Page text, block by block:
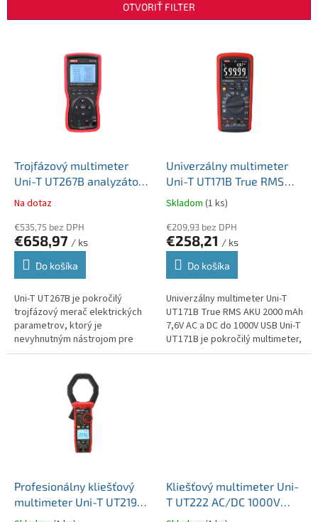
i
OTVORIŤ FILTER
Trojfázový multimeter
Uni-T UT267B analyzátor
3f sústavy MIE0492
Na dotaz
€535,75 bez DPH
€658,97 / ks
Do košíka
Uni-T UT267B je pokročilý
trojfázový merač elektrických
parametrov, ktorý je
nevyhnutným nástrojom pre
profesionálov v oblasti
integrované meracie...
Univerzálny multimeter
Uni-T UT171B True RMS
AKU 2000 mAh 7,6V AC a
DC do 1000V USB MIE0191
Skladom (1 ks)
€209,93 bez DPH
€258,21 / ks
Do košíka
Univerzálny multimeter Uni-T
UT171B True RMS AKU 2000 mAh
7,6V AC a DC do 1000V USB Uni-T
UT171B je pokročilý multimeter,
ktorý kombinuje presnosť a
Profesionálny kliešťový
multimeter Uni-T UT219P
1000A /1000V AC 3000kW
Kliešťový multimeter Uni-
T UT222 AC/DC 1000V
prúd do 2500A True RMS